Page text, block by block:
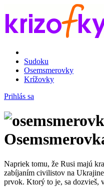
Sudoku
Osemsmerovky
Krížovky
Prihlás sa
Napriek tomu, že Rusi majú
zabíjaním civilistov na
prvok. Ktorý to je, sa dozvieš,